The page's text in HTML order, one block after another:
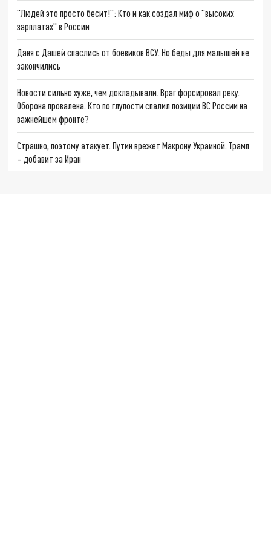
"Людей это просто бесит!": Кто и как создал миф о "высоких
зарплатах" в России
Даня с Дашей спаслись от боевиков ВСУ. Но беды для малышей не
закончились
Новости сильно хуже, чем докладывали. Враг форсировал реку.
Оборона провалена. Кто по глупости спалил позиции ВС России на
важнейшем фронте?
Страшно, поэтому атакует. Путин врежет Макрону Украиной. Трамп
– добавит за Иран